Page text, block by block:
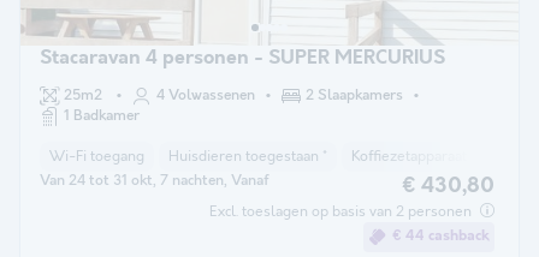
Stacaravan 4 personen - SUPER MERCURIUS
25m2 4 Volwassenen
2 Slaapkamers
1 Badkamer
Wi-Fi toegang Huisdieren toegestaan * Koffiezetapparaat
Van 24 tot 31 okt, 7 nachten, Vanaf € 430,80
Excl. toeslagen op basis van 2 personen
€ 44 cashback